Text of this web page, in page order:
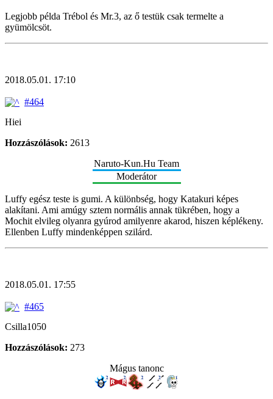
Legjobb példa Trébol és Mr.3, az ő testük csak termelte a
gyümölcsöt.
2018.05.01. 17:10
#464
Hiei
Hozzászólások: 2613
Naruto-Kun.Hu Team
Moderátor
Luffy egész teste is gumi. A különbség, hogy Katakuri képes
alakítani. Ami amúgy sztem normális annak tükrében, hogy a
Mochit elvileg olyanra gyúrod amilyenre akarod, hiszen képlékeny.
Ellenben Luffy mindenképpen szilárd.
2018.05.01. 17:55
#465
Csilla1050
Hozzászólások: 273
Mágus tanonc